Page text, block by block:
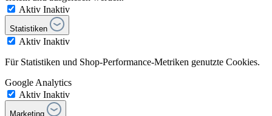
Aktiv Inaktiv
Statistiken
Aktiv Inaktiv
Für Statistiken und Shop-Performance-Metriken genutzte Cookies.
Google Analytics
Aktiv Inaktiv
Marketing